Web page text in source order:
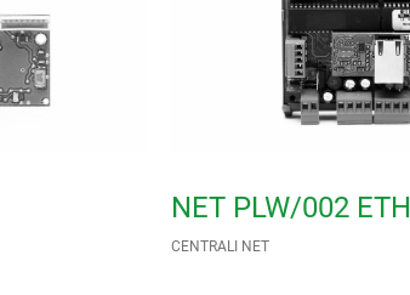
NET PLW/002 ETH
CENTRALI NET